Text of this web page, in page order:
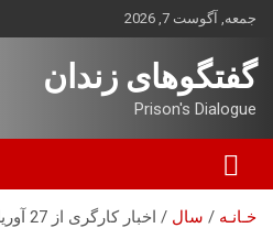
بروید
جمعه, آگوست 7, 2026
گفتگوهای زندان
Prison's Dialogue
خـانـه سال اخبار کارگری از 27 آوریل تا 4 ماه مای